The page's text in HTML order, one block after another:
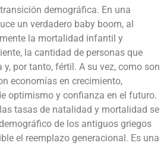
demográfica. En una
un verdadero baby boom, al
la mortalidad infantil y
la cantidad de personas que
y, por tanto, fértil. A su vez, como son
economías en crecimiento,
optimismo y confianza en el futuro.
tasas de natalidad y mortalidad se
de los antiguos griegos
el reemplazo generacional. Es una